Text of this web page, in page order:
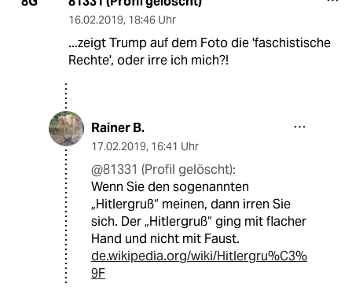
16.02.2019, 18:46 Uhr
...zeigt Trump auf dem Foto die 'faschistische
Rechte', oder irre ich mich?!
Rainer B.
17.02.2019, 16:41 Uhr
@81331 (Profil gelöscht):
Wenn Sie den sogenannten
„Hitlergruß“ meinen, dann irren Sie
sich. Der „Hitlergruß“ ging mit flacher
Hand und nicht mit Faust.
de.wikipedia.org/wiki/Hitlergru%C3%
9F